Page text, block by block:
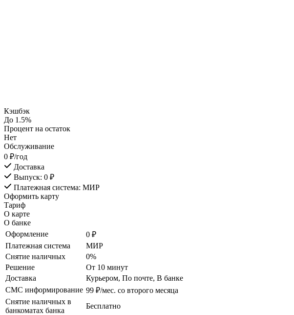
Кэшбэк
До 1.5%
Процент на остаток
Нет
Обслуживание
0 ₽/год
Доставка
Выпуск: 0 ₽
Платежная система: МИР
Оформить карту
Тариф
О карте
О банке
Оформление
0 ₽
Платежная система
МИР
Снятие наличных
0%
Решение
От 10 минут
Доставка
Курьером, По почте, В банке
СМС информирование 99 ₽/мес. со второго месяца
Снятие наличных в
банкоматах банка
Бесплатно